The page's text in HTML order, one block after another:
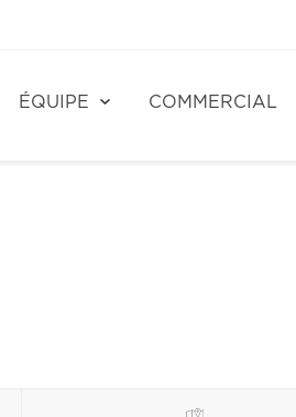
ÉQUIPE COMMERCIAL